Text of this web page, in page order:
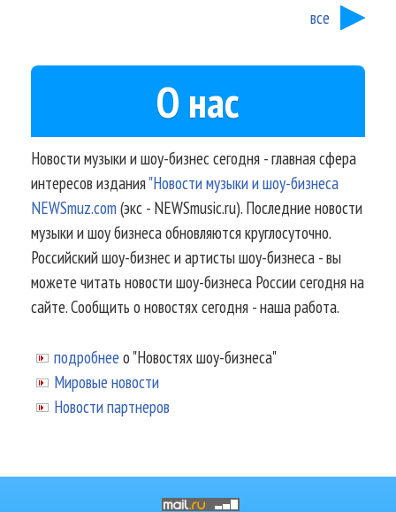
все
О нас
Новости музыки и шоу-бизнес сегодня - главная сфера
интересов издания"Новости музыки и шоу-бизнеса
NEWSmuz.com(экс - NEWSmusic.ru). Последние новости
музыки и шоу бизнеса обновляются круглосуточно.
Российский шоу-бизнес и артисты шоу-бизнеса - вы
можете читать новости шоу-бизнеса России сегодня на
сайте. Сообщить о новостях сегодня - наша работа.
подробнее о "Новостях шоу-бизнеса"
Мировые новости
Новости партнеров